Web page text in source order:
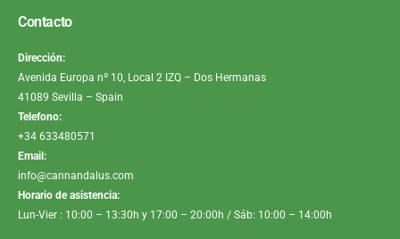
Contacto
Dirección:
Avenida Europa nº 10, Local 2 IZQ – Dos Hermanas
41089 Sevilla – Spain
Telefono:
+34 633480571
Email:
info@cannandalus.com
Horario de asistencia:
Lun-Vier : 10:00 – 13:30h y 17:00 – 20:00h / Sáb: 10:00 – 14:00h